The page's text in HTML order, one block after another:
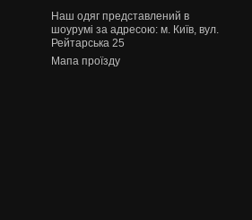
Наш одяг представлений в
шоурумі за адресою: м. Київ, вул.
Рейтарська 25
Мапа проїзду